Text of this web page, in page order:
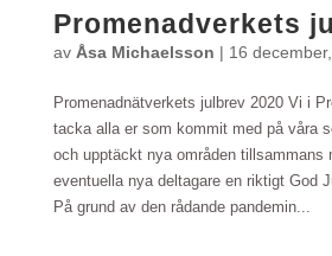
Promenadverkets
av Åsa Michaelsson | 16
Promenadnätverkets julbrev 2020 Vi i
tacka alla er som kommit med på våra
och upptäckt nya områden tillsammans
eventuella nya deltagare en riktigt God
På grund av den rådande pandemin...